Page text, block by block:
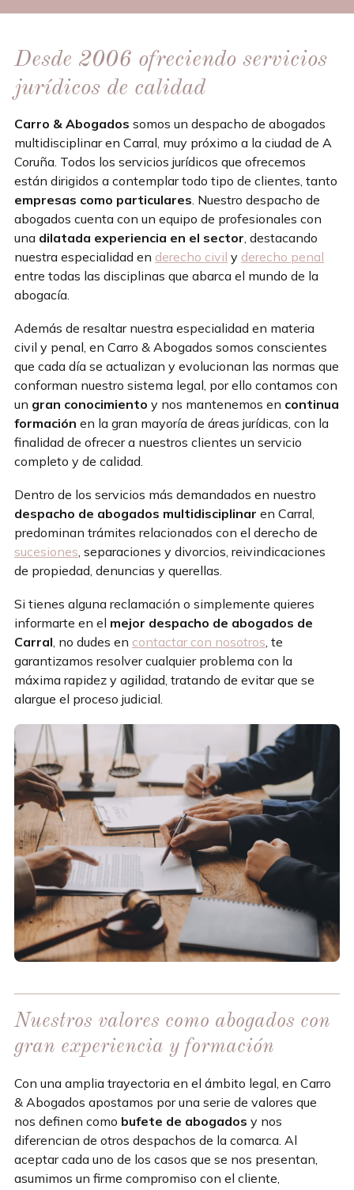
Desde 2006 ofreciendo servicios
jurídicos de calidad
Carro & Abogados somos un despacho de abogados
multidisciplinar en Carral, muy próximo a la ciudad de A
Coruña. Todos los servicios jurídicos que ofrecemos
están dirigidos a contemplar todo tipo de clientes, tanto
empresas como particulares. Nuestro despacho de
abogados cuenta con un equipo de profesionales con
una dilatada experiencia en el sector, destacando
nuestra especialidad en derecho civil y derecho penal
entre todas las disciplinas que abarca el mundo de la
abogacía.
Además de resaltar nuestra especialidad en materia
civil y penal, en Carro & Abogados somos conscientes
que cada día se actualizan y evolucionan las normas que
conforman nuestro sistema legal, por ello contamos con
un gran conocimiento y nos mantenemos en continua
formación en la gran mayoría de áreas jurídicas, con la
finalidad de ofrecer a nuestros clientes un servicio
completo y de calidad.
Dentro de los servicios más demandados en nuestro
despacho de abogados multidisciplinar en Carral,
predominan trámites relacionados con el derecho de
sucesiones, separaciones y divorcios, reivindicaciones
de propiedad, denuncias y querellas.
Si tienes alguna reclamación o simplemente quieres
informarte en el mejor despacho de abogados de
Carral, no dudes en contactar con nosotros, te
garantizamos resolver cualquier problema con la
máxima rapidez y agilidad, tratando de evitar que se
alargue el proceso judicial.
Nuestros valores como abogados con
gran experiencia y formación
Con una amplia trayectoria en el ámbito legal, en Carro
& Abogados apostamos por una serie de valores que
nos definen como bufete de abogados y nos
diferencian de otros despachos de la comarca. Al
aceptar cada uno de los casos que se nos presentan,
asumimos un firme compromiso con el cliente,